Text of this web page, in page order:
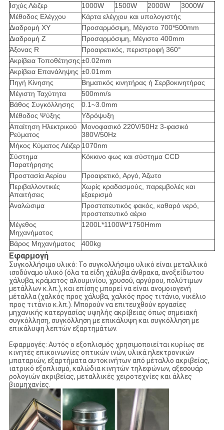
Ισχύς Λέιζερ
1000W 1500W 2000W
3000W
Μέθοδος Ελέγχου
Κάρτα ελέγχου και υπολογιστής
Διαδρομή XY
Προσαρμόσιμη, Μέγιστο 700*500mm
Διαδρομή Z
Προσαρμόσιμη, Μέγιστο 400mm
Άξονας R
Προαιρετικός, περιστροφή 360°
Ακρίβεια Τοποθέτησης ±0.02mm
Ακρίβεια Επανάληψης ±0.01mm
Πηγή Κίνησης
Βηματικός κινητήρας ή Σερβοκινητήρας
Μέγιστη Ταχύτητα
500mm/s
Βάθος Συγκόλλησης
0.1~3.0mm
Μέθοδος Ψύξης
Υδρόψυξη
Απαίτηση Ηλεκτρικού
Ρεύματος
Μονοφασικό 220V/50Hz 3-φασικό
380V/50Hz
Μήκος Κύματος Λέιζερ 1070nm
Σύστημα
Παρατήρησης
Κόκκινο φως και σύστημα CCD
Προστασία Αερίου
Προαιρετικό, Αργό, Άζωτο
Περιβαλλοντικές
Απαιτήσεις
Χωρίς κραδασμούς, παρεμβολές και
εξαερισμό
Αναλώσιμα
Προστατευτικός φακός, καθαρό νερό,
προστατευτικό αέριο
Μέγεθος
Μηχανήματος
1200L*1100W*1750Hmm
Βάρος Μηχανήματος 400kg
Εφαρμογή
Συγκολλήσιμο υλικό: Το συγκολλήσιμο υλικό είναι μεταλλικό
ισοδύναμο υλικό (όλα τα είδη χάλυβα άνθρακα, ανοξείδωτου
χάλυβα, κράματος αλουμινίου, χρυσού, αργύρου, πολύτιμων
μετάλλων κ.λπ.), και επίσης μπορεί να είναι ανομοιογενή
μέταλλα (χαλκός προς χάλυβα, χαλκός προς τιτάνιο, νικέλιο
προς τιτάνιο κ.λπ.). Μπορούν να επιτευχθούν εργασίες
μηχανικής κατεργασίας υψηλής ακρίβειας όπως σημειακή
συγκόλληση, συγκόλληση με επικάλυψη και συγκόλληση με
επικάλυψη λεπτών εξαρτημάτων.
Εφαρμογές: Αυτός ο εξοπλισμός χρησιμοποιείται κυρίως σε
κινητές επικοινωνίες οπτικών ινών, υλικά ηλεκτρονικών
μπαταριών, εξαρτήματα αυτοκινήτων από μέταλλο ακριβείας,
ιατρικό εξοπλισμό, καλώδια κινητών τηλεφώνων, αξεσουάρ
ρολογιών ακριβείας, μεταλλικές χειροτεχνίες και άλλες
βιομηχανίες.